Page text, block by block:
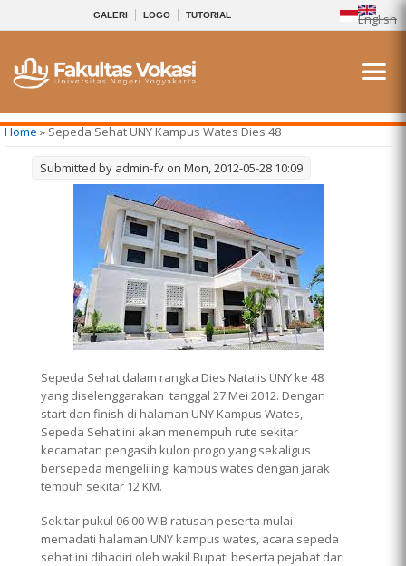
English
GALERI LOGO TUTORIAL
You are here
Home» Sepeda Sehat UNY Kampus Wates Dies 48
Submitted by admin-fv on Mon, 2012-05-28 10:09
Sepeda Sehat dalam rangka Dies Natalis UNY ke 48
yang diselenggarakan tanggal 27 Mei 2012. Dengan
start dan finish di halaman UNY Kampus Wates,
Sepeda Sehat ini akan menempuh rute sekitar
kecamatan pengasih kulon progo yang sekaligus
bersepeda mengelilingi kampus wates dengan jarak
tempuh sekitar 12 KM.
Sekitar pukul 06.00 WIB ratusan peserta mulai
memadati halaman UNY kampus wates, acara sepeda
sehat ini dihadiri oleh wakil Bupati beserta pejabat dari